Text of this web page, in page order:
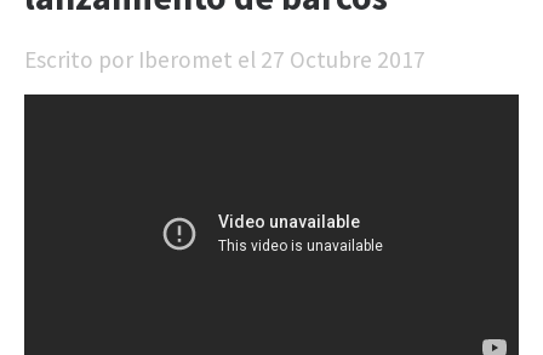
Escrito por Iberomet el 27 Octubre 2017